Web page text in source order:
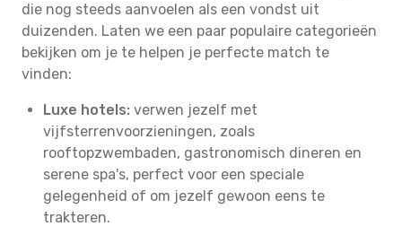
die nog steeds aanvoelen als een vondst uit
duizenden. Laten we een paar populaire categorieën
bekijken om je te helpen je perfecte match te
vinden:
Luxe hotels: verwen jezelf met
vijfsterrenvoorzieningen, zoals
rooftopzwembaden, gastronomisch dineren en
serene spa's, perfect voor een speciale
gelegenheid of om jezelf gewoon eens te
trakteren.